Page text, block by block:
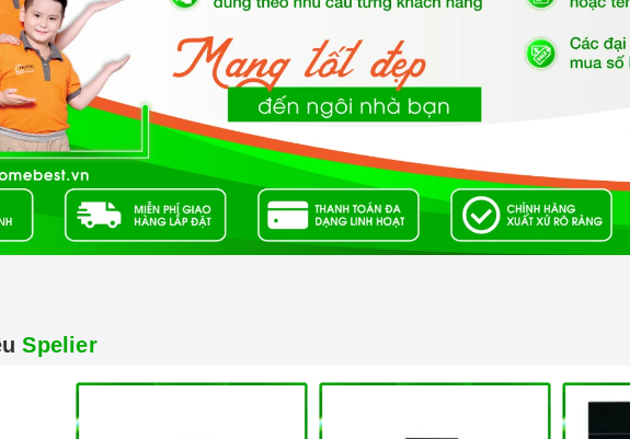
bằng phương pháp nhiệt phân giúp vệ sinh đơn giản và hiệu quả.
bật như trên thì
Lò nướng độc lập Spelier SPO - 502RCL
xứng đáng là một
đồng hành thân thiết nhất của người nội trợ, là vật dụng không thể trong
đình hiện nay, nhất là trong cuộc sống đầy năng động và luôn bận rộn đối với
phải làm nhiều công việc lại còn chăm sóc cho bữa ăn của gia đình mình.
Spelier